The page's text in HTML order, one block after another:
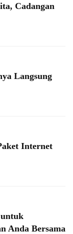
Cadangan
Langsung
Internet
Anda Bersama